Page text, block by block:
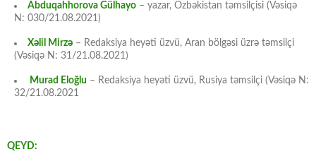
Abduqahhorova Gülhayo – yazar, Özbəkistan təmsilçisi (Vəsiqə
N: 030/21.08.2021)
Xəlil Mirzə – Redaksiya heyəti üzvü, Aran bölgəsi üzrə təmsilçi
(Vəsiqə N: 31/21.08.2021)
Murad Eloğlu – Redaksiya heyəti üzvü, Rusiya təmsilçi (Vəsiqə N:
32/21.08.2021
QEYD: